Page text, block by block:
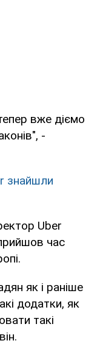
вже діємо
-
знайшли
Uber
час
як і раніше
додатки, як
такі